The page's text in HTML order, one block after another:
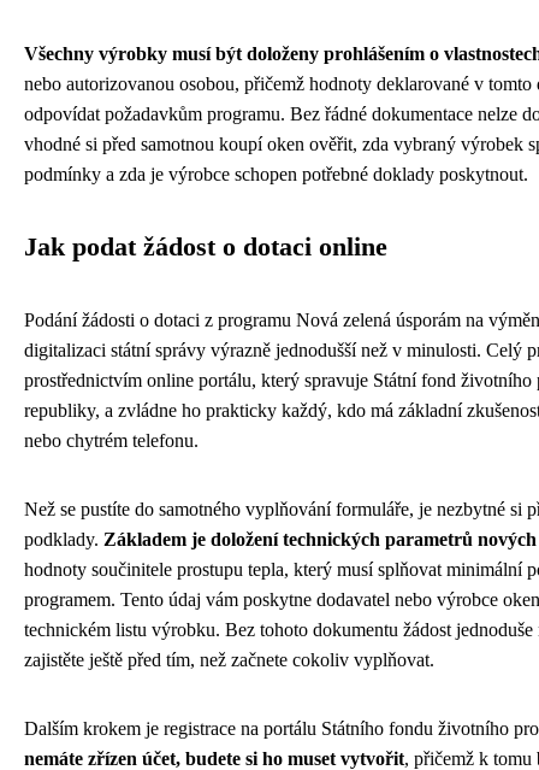
Všechny výrobky musí být doloženy prohlášením o
nebo autorizovanou osobou, přičemž hodnoty deklarované v tomto
odpovídat požadavkům programu. Bez řádné dokumentace nelze
vhodné si před samotnou koupí oken ověřit, zda vybraný výrobek
podmínky a zda je výrobce schopen potřebné doklady poskytnout.
Jak podat žádost o dotaci online
Podání žádosti o dotaci z programu Nová zelená úsporám na
digitalizaci státní správy výrazně jednodušší než v minulosti. Celý
prostřednictvím online portálu, který spravuje Státní fond životního
republiky, a zvládne ho prakticky každý, kdo má základní
nebo chytrém telefonu.
Než se pustíte do samotného vyplňování formuláře, je nezbytné si
podklady. Základem je doložení technických parametrů
hodnoty součinitele prostupu tepla, který musí splňovat minimální
programem. Tento údaj vám poskytne dodavatel nebo výrobce
technickém listu výrobku. Bez tohoto dokumentu žádost
zajistěte ještě před tím, než začnete cokoliv vyplňovat.
Dalším krokem je registrace na portálu Státního fondu životního
nemáte zřízen účet, budete si ho muset vytvořit, přičemž k tomu